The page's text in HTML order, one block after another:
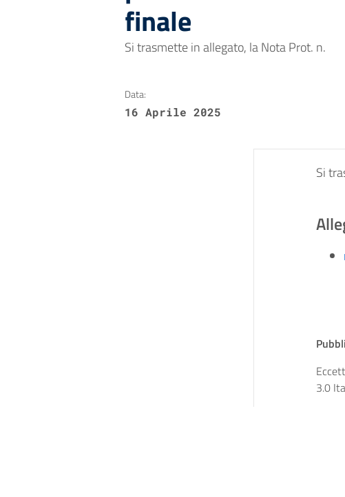
finale
Si trasmette in allegato, la Nota Prot. n.
Data:
16 Aprile 2025
Si
3.0